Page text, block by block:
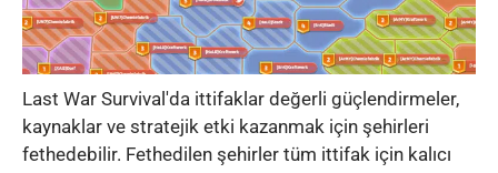
Last War Survival'da ittifaklar değerli güçlendirmeler,
kaynaklar ve stratejik etki kazanmak için şehirleri
fethedebilir. Fethedilen şehirler tüm ittifak için kalıcı